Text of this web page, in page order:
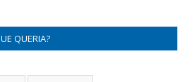
QUERIA?